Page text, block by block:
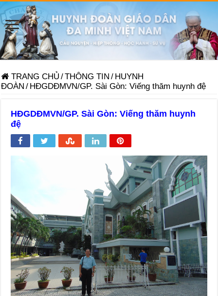
TRANG CHỦ /THÔNG TIN / HUYNH
ĐOÀN / HĐGDĐMVN/GP. Sài Gòn: Viếng thăm huynh đệ
HĐGDĐMVN/GP. Sài Gòn: Viếng thăm huynh
đệ